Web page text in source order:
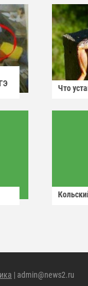
Что
| admin@news2.ru